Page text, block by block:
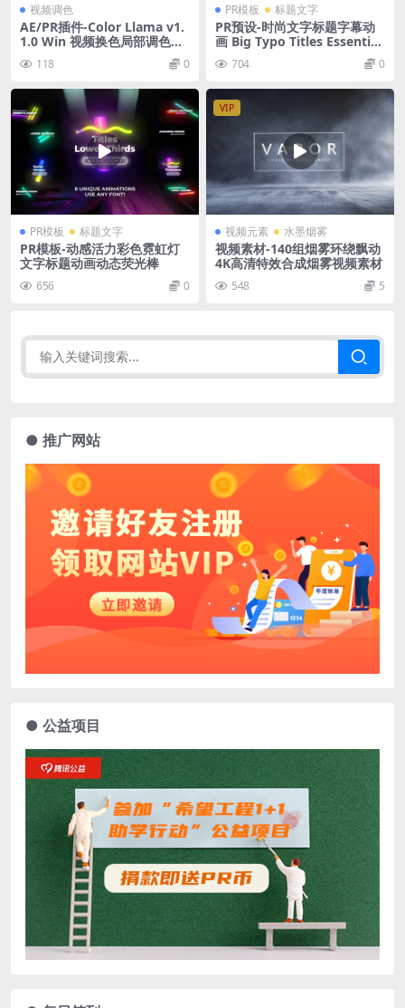
视频调色
AE/PR插件-Color Llama v1.
1.0 Win 视频换色局部调色插
件 118 0
PR模板 标题文字
PR预设-时尚文字标题字幕动
画 Big Typo Titles Essential
Graphics
704 0
PR模板 标题文字
PR模板-动感活力彩色霓虹灯
文字标题动画动态荧光棒
656 0
VIP
视频元素 水墨烟雾
视频素材-140组烟雾环绕飘动
4K高清特效合成烟雾视频素材
548 5
● 推广网站
● 公益项目